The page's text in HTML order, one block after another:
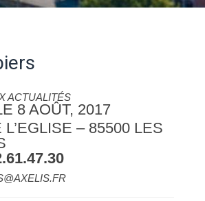
ACTUALITÉS
8 AOÛT, 2017
– 85500 LES